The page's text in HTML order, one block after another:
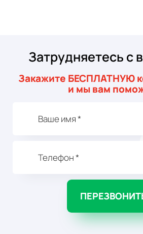
Затрудняетесь с
Закажите БЕСПЛАТНУЮ
и мы вам